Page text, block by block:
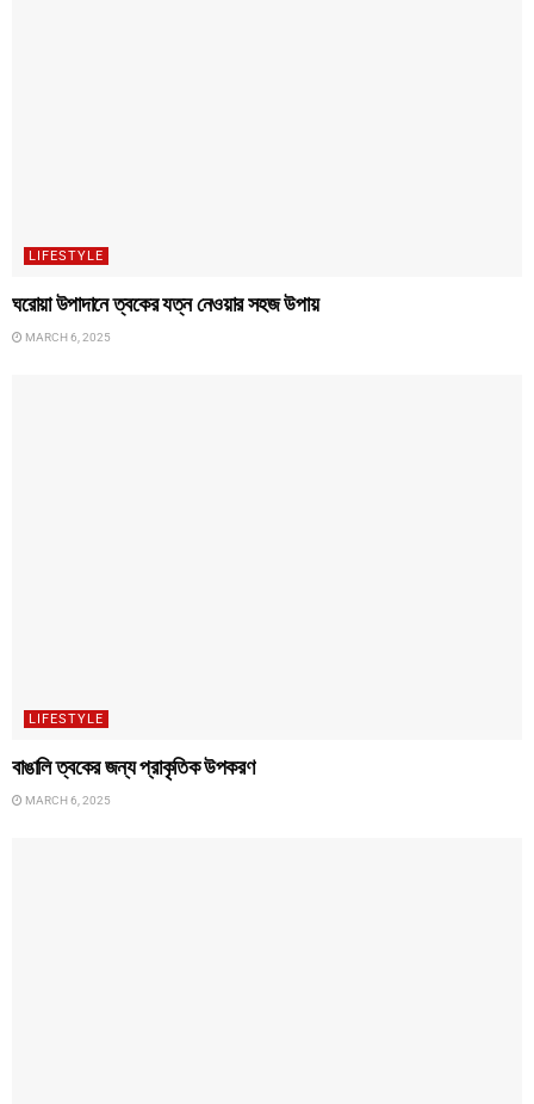
LIFESTYLE
ঘরোয়া উপাদানে ত্বকের যত্ন নেওয়ার সহজ উপায়
MARCH 6, 2025
LIFESTYLE
বাঙালি ত্বকের জন্য প্রাকৃতিক উপকরণ
MARCH 6, 2025